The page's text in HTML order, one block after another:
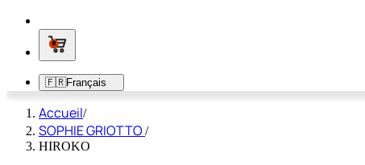
0
🇫🇷Français
Accueil/
SOPHIE GRIOTTO /
HIROKO